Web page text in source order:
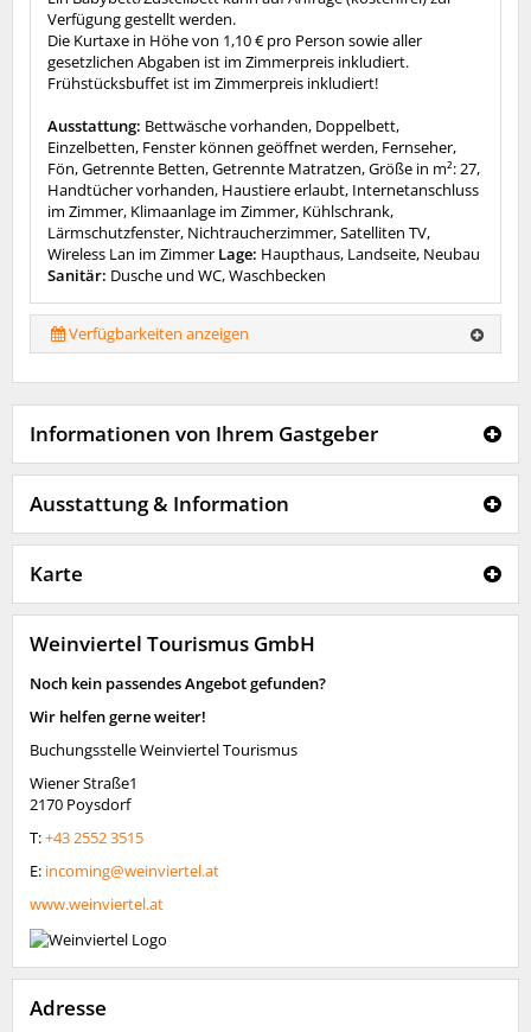
Verfügung gestellt werden.
Die Kurtaxe in Höhe von 1,10 € pro Person sowie aller
gesetzlichen Abgaben ist im Zimmerpreis inkludiert.
Frühstücksbuffet ist im Zimmerpreis inkludiert!
Ausstattung: Bettwäsche vorhanden, Doppelbett,
Einzelbetten, Fenster können geöffnet werden, Fernseher,
Fön, Getrennte Betten, Getrennte Matratzen, Größe in m²: 27,
Handtücher vorhanden, Haustiere erlaubt, Internetanschluss
im Zimmer, Klimaanlage im Zimmer, Kühlschrank,
Lärmschutzfenster, Nichtraucherzimmer, Satelliten TV,
Wireless Lan im Zimmer Lage: Haupthaus, Landseite, Neubau
Sanitär: Dusche und WC, Waschbecken
Verfügbarkeiten anzeigen
Informationen von Ihrem Gastgeber
Ausstattung & Information
Karte
Weinviertel Tourismus GmbH
Noch kein passendes Angebot gefunden?
Wir helfen gerne weiter!
Buchungsstelle Weinviertel Tourismus
Wiener Straße1
2170 Poysdorf
T:+43 2552 3515
E: incoming@weinviertel.at
www.weinviertel.at
Adresse